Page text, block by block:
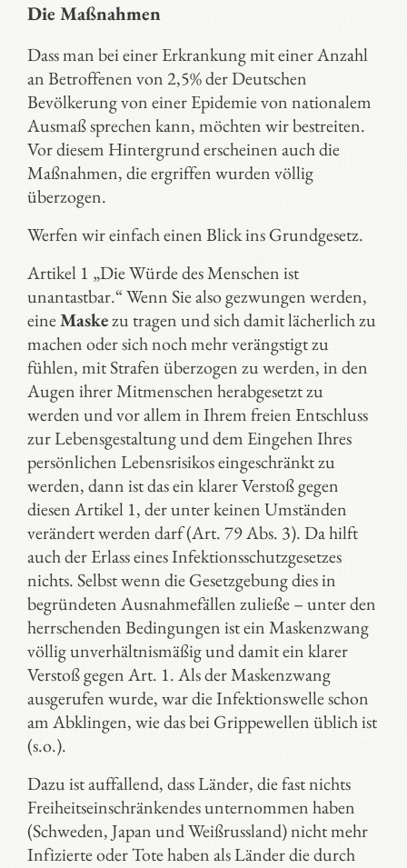
Die Maßnahmen
Dass man bei einer Erkrankung mit einer Anzahl
an Betroffenen von 2,5% der Deutschen
Bevölkerung von einer Epidemie von nationalem
Ausmaß sprechen kann, möchten wir bestreiten.
Vor diesem Hintergrund erscheinen auch die
Maßnahmen, die ergriffen wurden völlig
überzogen.
Werfen wir einfach einen Blick ins Grundgesetz.
Artikel 1 „Die Würde des Menschen ist
unantastbar.“ Wenn Sie also gezwungen werden,
eineMaskezu tragen und sich damit lächerlich zu
machen oder sich noch mehr verängstigt zu
fühlen, mit Strafen überzogen zu werden, in den
Augen ihrer Mitmenschen herabgesetzt zu
werden und vor allem in Ihrem freien Entschluss
zur Lebensgestaltung und dem Eingehen Ihres
persönlichen Lebensrisikos eingeschränkt zu
werden, dann ist das ein klarer Verstoß gegen
diesen Artikel 1, der unter keinen Umständen
verändert werden darf (Art. 79 Abs. 3). Da hilft
auch der Erlass eines Infektionsschutzgesetzes
nichts. Selbst wenn die Gesetzgebung dies in
begründeten Ausnahmefällen zuließe – unter den
herrschenden Bedingungen ist ein Maskenzwang
völlig unverhältnismäßig und damit ein klarer
Verstoß gegen Art. 1. Als der Maskenzwang
ausgerufen wurde, war die Infektionswelle schon
am Abklingen, wie das bei Grippewellen üblich ist
(s.o.).
Dazu ist auffallend, dass Länder, die fast nichts
Freiheitseinschränkendes unternommen haben
(Schweden, Japan und Weißrussland) nicht mehr
Infizierte oder Tote haben als Länder die durch